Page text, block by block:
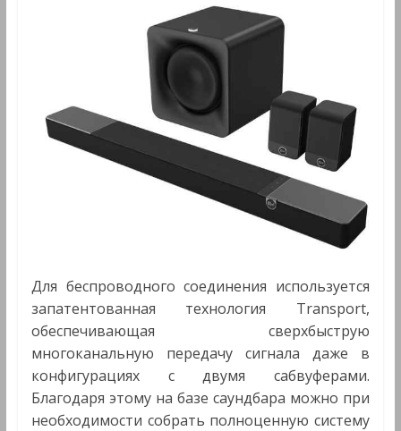
Для беспроводного соединения используется
запатентованная технология Transport,
обеспечивающая сверхбыструю
многоканальную передачу сигнала даже в
конфигурациях с двумя сабвуферами.
Благодаря этому на базе саундбара можно при
необходимости собрать полноценную систему